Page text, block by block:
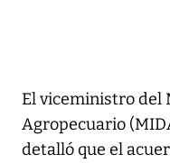
El viceministro del
Agropecuario
detalló que el